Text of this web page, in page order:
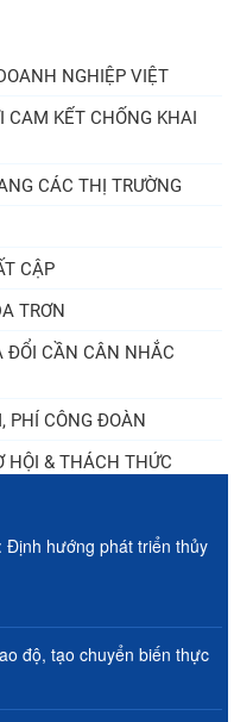
NGHIỆP VIỆT
KẾT CHỐNG KHAI
CÁC THỊ TRƯỜNG
CẬP
TRƠN
ĐỔI CẦN CÂN NHẮC
PHÍ CÔNG ĐOÀN
HỘI & THÁCH THỨC
Định hướng phát triển thủy
độ, tạo chuyển biến thực